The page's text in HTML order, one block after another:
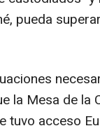
pueda
la Mesa de la
tuvo acceso